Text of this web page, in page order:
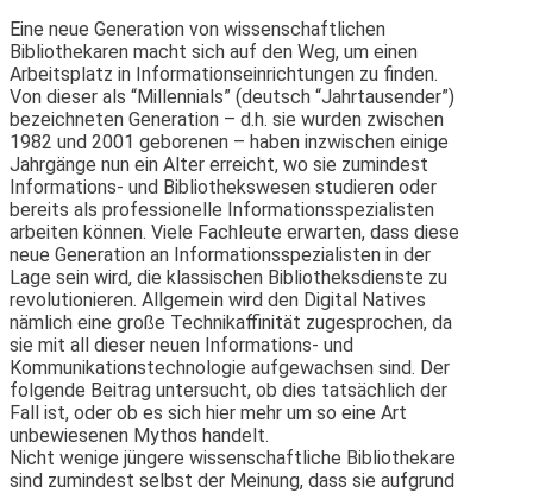
Eine neue Generation von wissenschaftlichen
Bibliothekaren macht sich auf den Weg, um einen
Arbeitsplatz in Informationseinrichtungen zu finden.
Von dieser als “Millennials” (deutsch “Jahrtausender”)
bezeichneten Generation – d.h. sie wurden zwischen
1982 und 2001 geborenen – haben inzwischen einige
Jahrgänge nun ein Alter erreicht, wo sie zumindest
Informations- und Bibliothekswesen studieren oder
bereits als professionelle Informationsspezialisten
arbeiten können. Viele Fachleute erwarten, dass diese
neue Generation an Informationsspezialisten in der
Lage sein wird, die klassischen Bibliotheksdienste zu
revolutionieren. Allgemein wird den Digital Natives
nämlich eine große Technikaffinität zugesprochen, da
sie mit all dieser neuen Informations- und
Kommunikationstechnologie aufgewachsen sind. Der
folgende Beitrag untersucht, ob dies tatsächlich der
Fall ist, oder ob es sich hier mehr um so eine Art
unbewiesenen Mythos handelt.
Nicht wenige jüngere wissenschaftliche Bibliothekare
sind zumindest selbst der Meinung, dass sie aufgrund